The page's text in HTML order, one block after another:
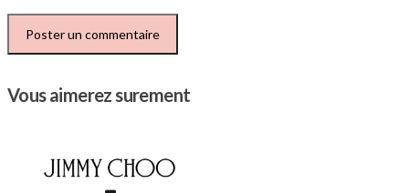
Vous aimerez surement